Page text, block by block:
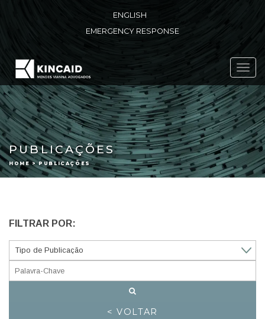
ENGLISH
EMERGENCY RESPONSE
PUBLICAÇÕES
HOME > PUBLICAÇÕES
FILTRAR POR:
< VOLTAR